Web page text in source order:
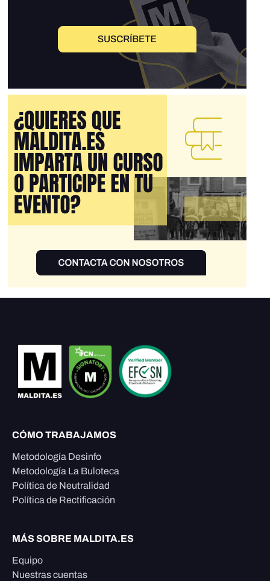
CÓMO TRABAJAMOS
Metodología Desinfo
Metodología La Buloteca
Política de Neutralidad
Política de Rectificación
MÁS SOBRE MALDITA.ES
Equipo
Nuestras cuentas